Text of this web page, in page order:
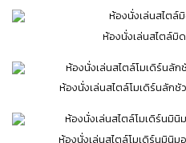
ห้องนั่งเล่นสไตล์มิด
ห้องนั่งเล่นสไตล์โมเดิร์นลักชัว
ห้องนั่งเล่นสไตล์โมเดิร์นมินิมอ